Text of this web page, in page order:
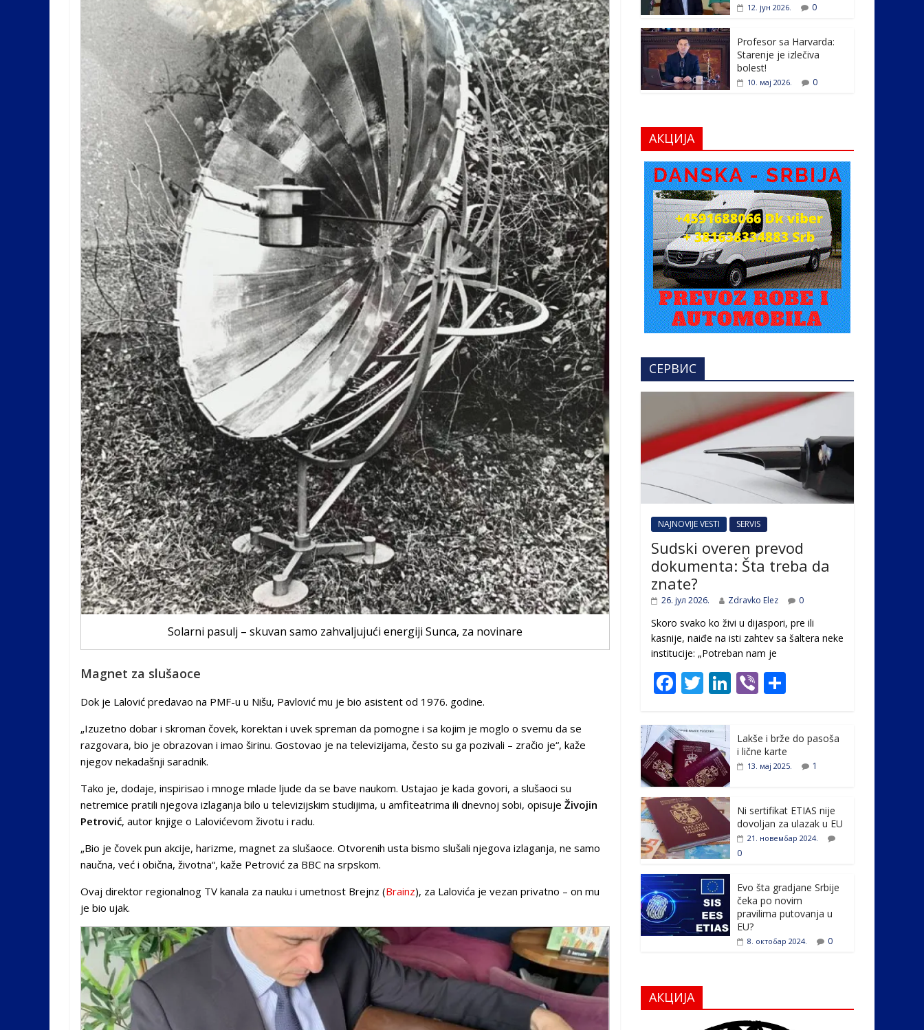
Solarni pasulj – skuvan samo zahvaljujući energiji Sunca, za novinare
Magnet za slušaoce
Dok je Lalović predavao na PMF-u u Nišu, Pavlović mu je bio asistent od 1976. godine.
„Izuzetno dobar i skroman čovek, korektan i uvek spreman da pomogne i sa kojim je moglo o svemu da se
razgovara, bio je obrazovan i imao širinu. Gostovao je na televizijama, često su ga pozivali – zračio je“, kaže
njegov nekadašnji saradnik.
Tako je, dodaje, inspirisao i mnoge mlade ljude da se bave naukom. Ustajao je kada govori, a slušaoci su
netremice pratili njegova izlaganja bilo u televizijskim studijima, u amfiteatrima ili dnevnoj sobi, opisuje Živojin
Petrović, autor knjige o Lalovićevom životu i radu.
„Bio je čovek pun akcije, harizme, magnet za slušaoce. Otvorenih usta bismo slušali njegova izlaganja, ne samo
naučna, već i obična, životna“, kaže Petrović za BBC na srpskom.
Ovaj direktor regionalnog TV kanala za nauku i umetnost Brejnz (Brainz), za Lalovića je vezan privatno – on mu
je bio ujak.
12. јун 2026. 0
Profesor sa Harvarda:
Starenje je izlečiva
bolest!
10. мај 2026. 0
АКЦИЈА
СЕРВИС
NAJNOVIJE VESTI SERVIS
Sudski overen prevod
dokumenta: Šta treba da
znate?
26. јул 2026. Zdravko Elez 0
Skoro svako ko živi u dijaspori, pre ili
kasnije, naiđe na isti zahtev sa šaltera neke
institucije: „Potreban nam je
F
e
b
o
o
k
T
itt
er
Li
e
dI
Vi
er ar
e
Lakše i brže do pasoša
i lične karte
13. мај 2025. 1
Ni sertifikat ETIAS nije
dovoljan za ulazak u EU
21. новембар 2024.
0
Evo šta gradjane Srbije
čeka po novim
pravilima putovanja u
EU?
8. октобар 2024. 0
АКЦИЈА